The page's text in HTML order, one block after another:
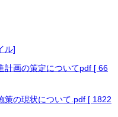
ル]
画の策定についてpdf [ 66
の現状について.pdf [ 1822